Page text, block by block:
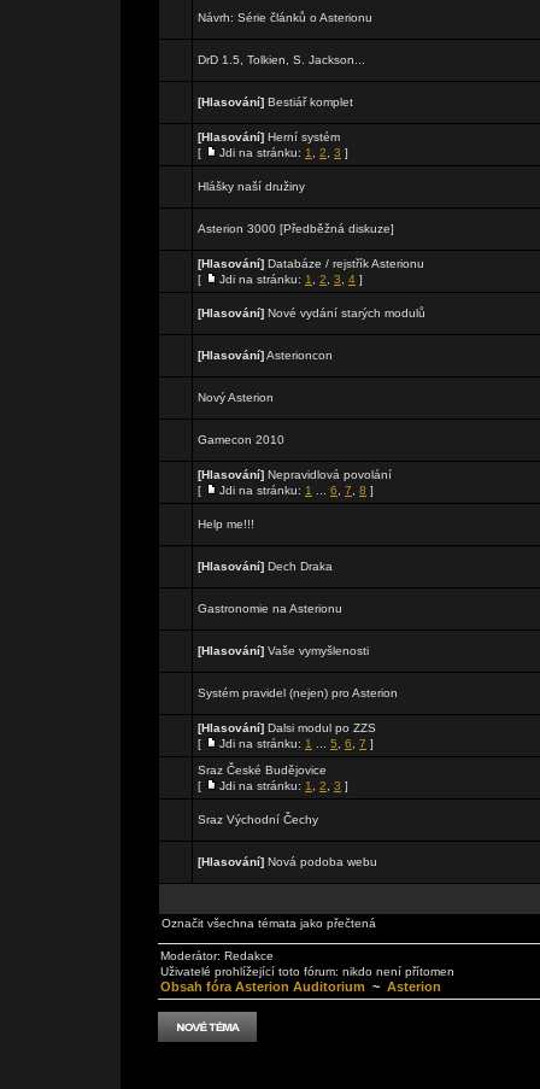
Návrh: Série článků o Asterionu
DrD 1.5, Tolkien, S. Jackson...
[Hlasování] Bestiář komplet
[Hlasování] Herní systém
[
Jdi na stránku: 1 2 3 ]
Hlášky naší družiny
Asterion 3000 [Předběžná diskuze]
[Hlasování] Databáze / rejstřík Asterionu
[
Jdi na stránku: 1 2 3 4 ]
[Hlasování] Nové vydání starých modulů
[Hlasování]Asterioncon
Nový Asterion
Gamecon 2010
[Hlasování] Nepravidlová povolání
[
Jdi na stránku: 1 6 7 8 ]
Help me!!!
[Hlasování] Dech Draka
Gastronomie na Asterionu
[Hlasování] Vaše vymyšlenosti
Systém pravidel (nejen) pro Asterion
[Hlasování] Dalsi modul po ZZS
[
Jdi na stránku: 1 5 6 7 ]
Sraz České Budějovice
[
Jdi na stránku: 1 2 3 ]
Sraz Východní Čechy
[Hlasování] Nová podoba webu
Označit všechna témata jako přečtená
Moderátor: Redakce
Uživatelé prohlížející toto fórum: nikdo není přítomen
Obsah fóra Asterion Auditorium ~ Asterion